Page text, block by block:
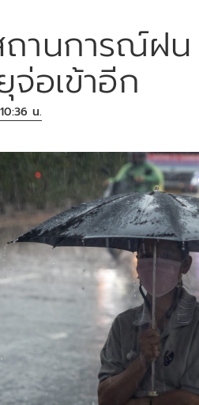
ถานการณ์ฝ
อเข้าอีก
น.